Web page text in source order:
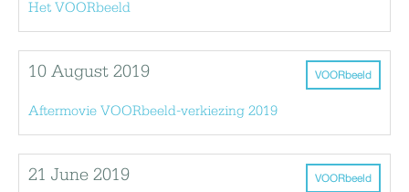
Het VOORbeeld
VOORbeeld
10 August 2019
Aftermovie VOORbeeld-verkiezing 2019
VOORbeeld
21 June 2019